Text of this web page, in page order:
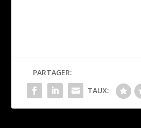
PARTAGER:
TAUX: